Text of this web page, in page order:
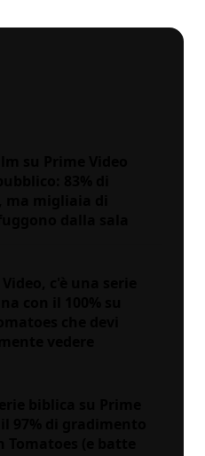
su Prime Video
83% di
c'è una serie
con il 100% su
biblica su Prime
97% di gradimento